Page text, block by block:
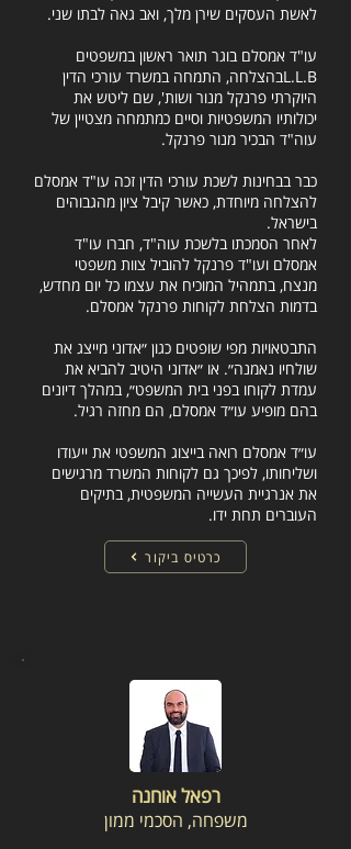
לאשת העסקים שירן מלך, ואב גאה לבתו שני.
עו"ד אמסלם בוגר תואר ראשון במשפטים
L.L.Bבהצלחה, התמחה במשרד עורכי הדין
היוקרתי פרנקל מנור ושות', שם ליטש את
יכולותיו המשפטיות וסיים כמתמחה מצטיין של
עוה"ד הבכיר מנור פרנקל.
כבר בבחינות לשכת עורכי הדין זכה עו"ד אמסלם
להצלחה מיוחדת, כאשר קיבל ציון מהגבוהים
בישראל.
לאחר הסמכתו בלשכת עוה"ד, חברו עו"ד
אמסלם ועו"ד פרנקל להוביל צוות משפטי
מנצח, בתמהיל המוכיח את עצמו כל יום מחדש,
בדמות הצלחת לקוחות פרנקל אמסלם.
התבטאויות מפי שופטים כגון ״אדוני מייצג את
שולחיו נאמנה״. או ״אדוני היטיב להביא את
עמדת לקוחו בפני בית המשפט״, במהלך דיונים
בהם מופיע עו״ד אמסלם, הם מחזה רגיל.
עו״ד אמסלם רואה בייצוג המשפטי את ייעודו
ושליחותו, לפיכך גם לקוחות המשרד מרגישים
את אנרגיית העשייה המשפטית, בתיקים
העוברים תחת ידו.
כרטיס ביקור
רפאל אוחנה
משפחה, הסכמי ממון